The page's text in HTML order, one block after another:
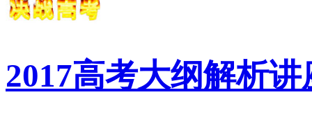
2017高考大纲解析